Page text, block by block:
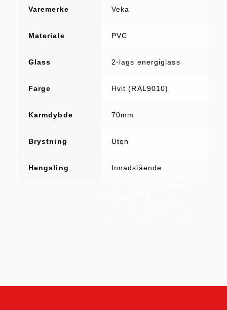
Varemerke Veka
Materiale PVC
Glass 2-lags energiglass
Farge Hvit (RAL9010)
Karmdybde 70mm
Brystning Uten
Hengsling Innadslående